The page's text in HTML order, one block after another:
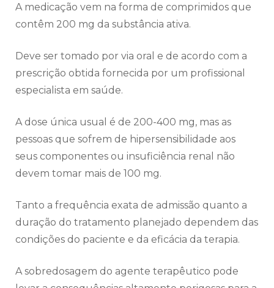
A medicação vem na forma de comprimidos que
contêm 200 mg da substância ativa.
Deve ser tomado por via oral e de acordo com a
prescrição obtida fornecida por um profissional
especialista em saúde.
A dose única usual é de 200-400 mg, mas as
pessoas que sofrem de hipersensibilidade aos
seus componentes ou insuficiência renal não
devem tomar mais de 100 mg.
Tanto a frequência exata de admissão quanto a
duração do tratamento planejado dependem das
condições do paciente e da eficácia da terapia.
A sobredosagem do agente terapêutico pode